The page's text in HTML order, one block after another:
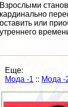
Взрослыми
кардинально
оставить или
утреннего
Еще:
Мода -1 :: Мода -